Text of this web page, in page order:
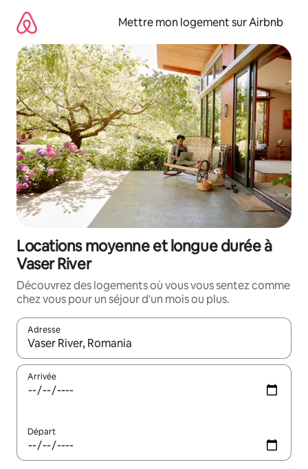
directement
contenu
Mettre mon logement sur Airbnb
Locations moyenne et longue durée à
Vaser River
Découvrez des logements où vous vous sentez comme
chez vous pour un séjour d'un mois ou plus.
Adresse
Lorsque les résultats s'affichent, utilisez les flèches vers le
Arrivée
Départ